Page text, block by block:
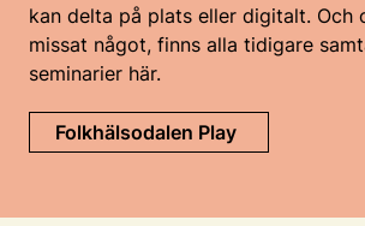
kan delta på plats eller digitalt. Och
missat något, finns alla tidigare
seminarier här.
Folkhälsodalen Play